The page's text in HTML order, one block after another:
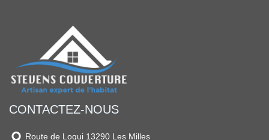
CONTACTEZ-NOUS
Route de Loqui 13290 Les Milles